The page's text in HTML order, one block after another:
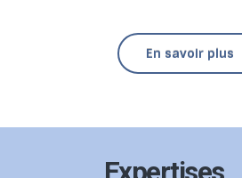
En savoir plus